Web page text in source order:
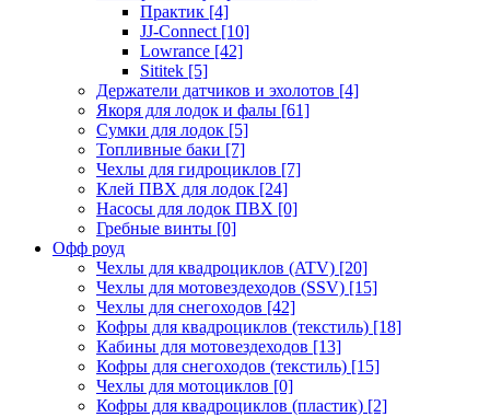
Практик [4]
JJ-Connect [10]
Lowrance [42]
Sititek [5]
Держатели датчиков и эхолотов [4]
Якоря для лодок и фалы [61]
Сумки для лодок [5]
Топливные баки [7]
Чехлы для гидроциклов [7]
Клей ПВХ для лодок [24]
Насосы для лодок ПВХ [0]
Гребные винты [0]
Офф роуд
Чехлы для квадроциклов (ATV) [20]
Чехлы для мотовездеходов (SSV) [15]
Чехлы для снегоходов [42]
Кофры для квадроциклов (текстиль) [18]
Кабины для мотовездеходов [13]
Кофры для снегоходов (текстиль) [15]
Чехлы для мотоциклов [0]
Кофры для квадроциклов (пластик) [2]